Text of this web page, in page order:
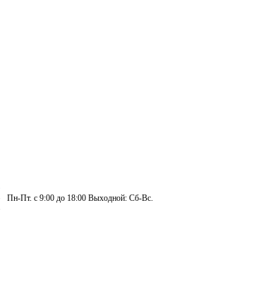
Пн-Пт. с 9:00 до 18:00 Выходной: Сб-Вс.